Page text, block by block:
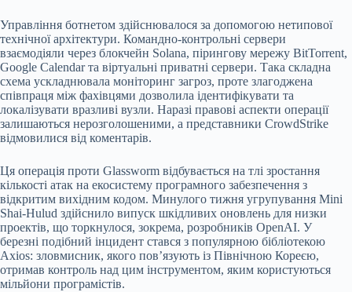
Управління ботнетом здійснювалося за допомогою нетипової
технічної архітектури. Командно-контрольні сервери
взаємодіяли через блокчейн Solana, пірингову мережу BitTorrent,
Google Calendar та віртуальні приватні сервери. Така складна
схема ускладнювала моніторинг загроз, проте злагоджена
співпраця між фахівцями дозволила ідентифікувати та
локалізувати вразливі вузли. Наразі правові аспекти операції
залишаються нерозголошеними, а представники CrowdStrike
відмовилися від коментарів.
Ця операція проти Glassworm відбувається на тлі зростання
кількості атак на екосистему програмного забезпечення з
відкритим вихідним кодом. Минулого тижня угрупування Mini
Shai-Hulud здійснило випуск шкідливих оновлень для низки
проектів, що торкнулося, зокрема, розробників OpenAI. У
березні подібний інцидент стався з популярною бібліотекою
Axios: зловмисник, якого пов’язують із Північною Кореєю,
отримав контроль над цим інструментом, яким користуються
мільйони програмістів.